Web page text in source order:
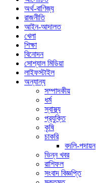
অর্থ-বাণিজ্য
রাজনীতি
আইন-আদালত
খেলা
শিক্ষা
বিনোদন
সোশ্যাল মিডিয়া
লাইফস্টাইল
অন্যান্য
সম্পাদকীয়
ধর্ম
স্বাস্থ্য
প্রযুক্তি
কৃষি
চাকরি
বদলি-পদায়ন
ভিন্ন খবর
রাশিফল
সংবাদ বিজ্ঞপ্তি